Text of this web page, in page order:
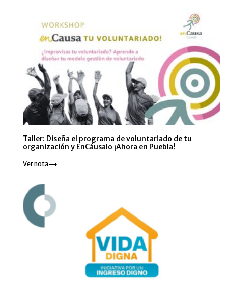
Taller: Diseña el programa de voluntariado de tu
organización y EnCáusalo ¡Ahora en Puebla!
Ver nota